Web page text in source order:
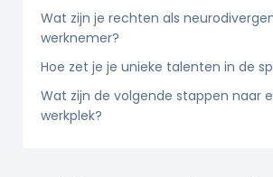
Wat zijn je rechten als
werknemer?
Hoe zet je je unieke talenten in de
Wat zijn de volgende stappen naar
werkplek?